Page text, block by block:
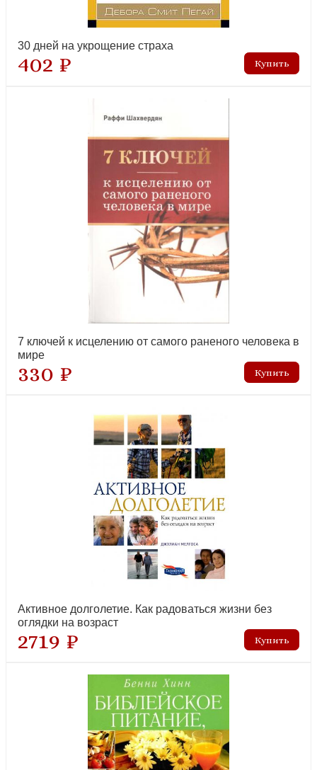
Библия в рассказах для детей (синий переплет)
лидер продаж
Детская Библия. Библейские рассказы с иллюстрациями
(Институт перевода Библии)
рекомендуем
Иисус, Которого я не знал (Триада)
30 дней на укрощение страха
402 ₽
7 ключей к исцелению от самого раненого человека в
мире
330 ₽
Активное долголетие. Как радоваться жизни без
оглядки на возраст
2719 ₽